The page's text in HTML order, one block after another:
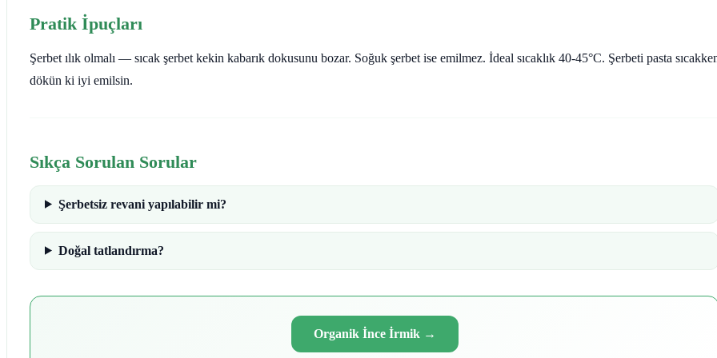
Pratik İpuçları
Şerbet ılık olmalı — sıcak şerbet kekin kabarık dokusunu bozar. Soğuk şerbet ise emilmez. İdeal sıcaklık 40-45°C. Şerbeti pasta
dökün ki iyi emilsin.
Sıkça Sorulan Sorular
Şerbetsiz revani yapılabilir mi?
Doğal tatlandırma?
Organik İnce İrmik→